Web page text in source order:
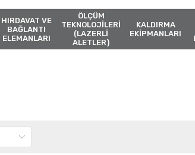
HIRDAVAT VE
BAĞLANTI
ELEMANLARI
ÖLÇÜM
TEKNOLOJİLERİ
(LAZERLİ
ALETLER)
KALDIRMA
EKİPMANLARI